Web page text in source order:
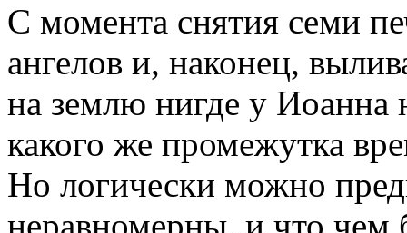
С момента снятия семи
ангелов и, наконец,
на землю нигде у Иоанна
какого же промежутка
Но логически можно
неравномерны, и что чем